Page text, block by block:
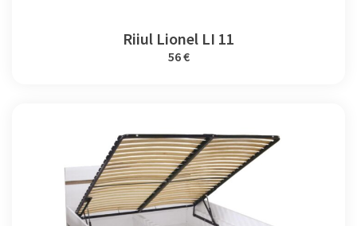
Riiul Lionel LI 11
56 €